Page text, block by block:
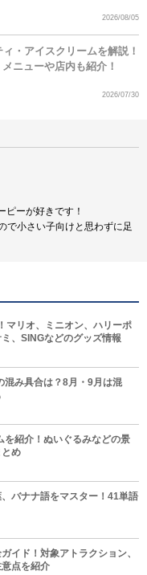
2026/08/05
・アイスクリームを解説！
ニューや店内も紹介！
2026/07/30
ピーが好きです！
で小さい子向けと思わずに足
マリオ、ミニオン、ハリーポ
、SINGなどのグッズ情報
混み具合は？8月・9月は混
を紹介！ぬいぐるみなどの景
め
バナナ語をマスター！41単語
イド！対象アトラクション、
点を紹介